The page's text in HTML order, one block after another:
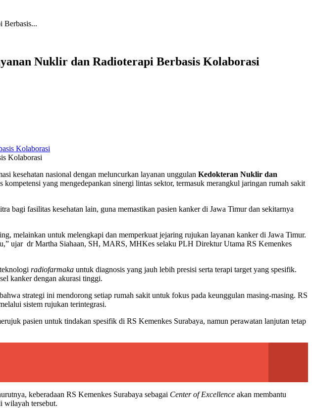
Berbasis...
Nuklir dan Radioterapi Berbasis Kolaborasi
Kolaborasi
kesehatan nasional dengan meluncurkan layanan unggulan Kedokteran Nuklir dan
yang mengedepankan sinergi lintas sektor, termasuk merangkul jaringan rumah sakit
bagi fasilitas kesehatan lain, guna memastikan pasien kanker di Jawa Timur dan sekitarnya
melainkan untuk melengkapi dan memperkuat jejaring rujukan layanan kanker di Jawa Timur.
ujar dr Martha Siahaan, SH, MARS, MHKes selaku PLH Direktur Utama RS Kemenkes
radiofarmaka untuk diagnosis yang jauh lebih presisi serta terapi target yang spesifik.
kanker dengan akurasi tinggi.
strategi ini mendorong setiap rumah sakit untuk fokus pada keunggulan masing-masing. RS
sistem rujukan terintegrasi.
pasien untuk tindakan spesifik di RS Kemenkes Surabaya, namun perawatan lanjutan tetap
keberadaan RS Kemenkes Surabaya sebagai Center of Excellence akan membantu
wilayah tersebut.